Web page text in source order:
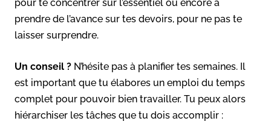
pour te concentrer sur l’essentiel ou encore à
prendre de l’avance sur tes devoirs, pour ne pas te
laisser surprendre.
Un conseil ? N’hésite pas à planifier tes semaines. Il
est important que tu élabores un emploi du temps
complet pour pouvoir bien travailler. Tu peux alors
hiérarchiser les tâches que tu dois accomplir :